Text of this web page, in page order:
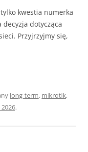
kwestia numerka
dotycząca
Przyjrzyjmy się,
long-term, mikrotik,
.